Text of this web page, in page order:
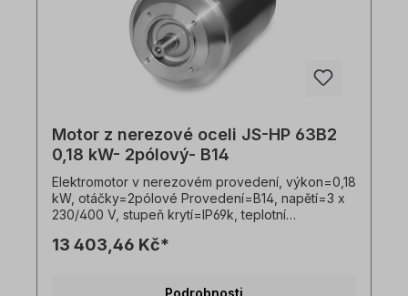
Motor z nerezové oceli JS-HP 63B2
0,18 kW- 2pólový- B14
Elektromotor v nerezovém provedení, výkon=0,18
kW, otáčky=2pólové Provedení=B14, napětí=3 x
230/400 V, stupeň krytí=IP69k, teplotní
hygienický kabelový vývod, vhodný pro
13 403,46 Kč*
Podrobnosti